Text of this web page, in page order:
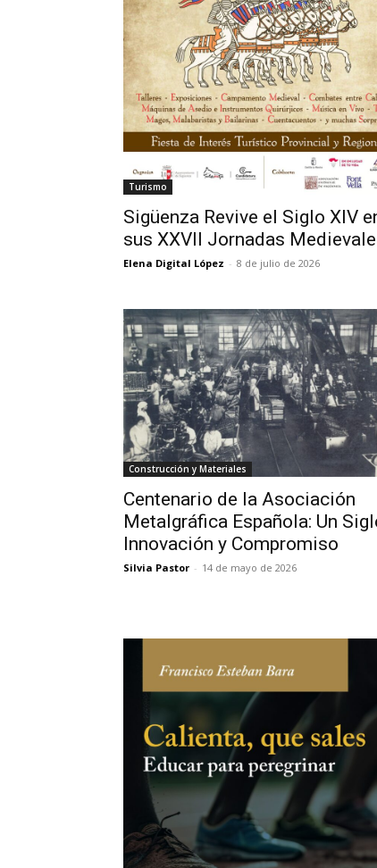
Turismo
Sigüenza Revive el Siglo XIV
sus XXVII Jornadas
Elena Digital López - 8 de julio de 2026
Construcción y Materiales
Centenario de la Asociación
Metalgráfica Española: Un
Innovación y Compromiso
Silvia Pastor - 14 de mayo de 2026